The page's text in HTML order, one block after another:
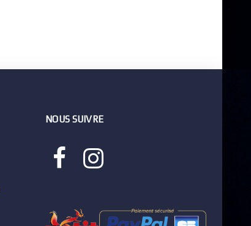
NOUS SUIVRE